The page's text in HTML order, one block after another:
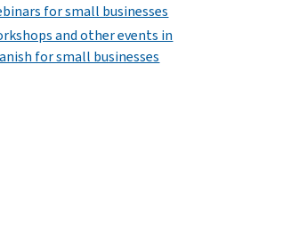
for small businesses
and other events in
for small businesses